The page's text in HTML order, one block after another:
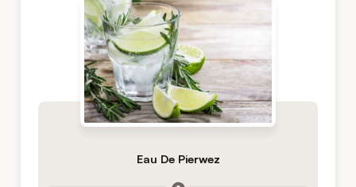
Eau De Pierwez